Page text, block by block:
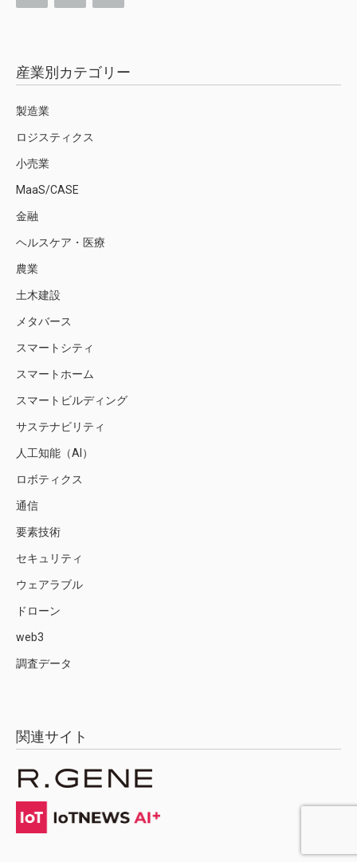
産業別カテゴリー
製造業
ロジスティクス
小売業
MaaS/CASE
金融
ヘルスケア・医療
農業
土木建設
メタバース
スマートシティ
スマートホーム
スマートビルディング
サステナビリティ
人工知能（AI）
ロボティクス
通信
要素技術
セキュリティ
ウェアラブル
ドローン
web3
調査データ
関連サイト